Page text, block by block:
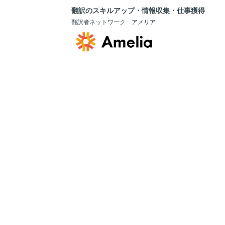
翻訳のスキルアップ・情報収集・仕事獲得
翻訳者ネットワーク アメリア